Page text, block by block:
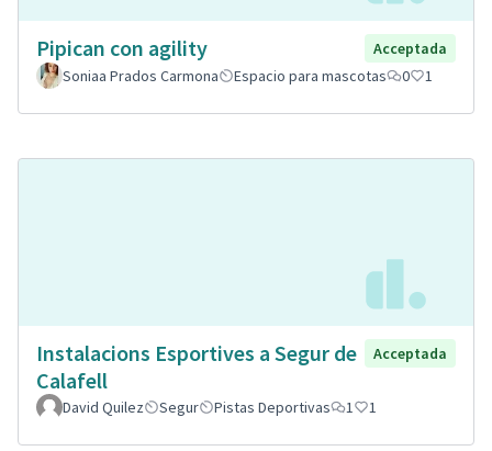
Pipican con agility
Acceptada
Soniaa Prados Carmona
Espacio para mascotas 0 1
Instalacions Esportives a Segur de
Calafell
Acceptada
David Quilez Segur Pistas Deportivas 1 1